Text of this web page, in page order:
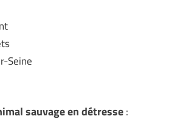
Seine
sauvage en détresse: